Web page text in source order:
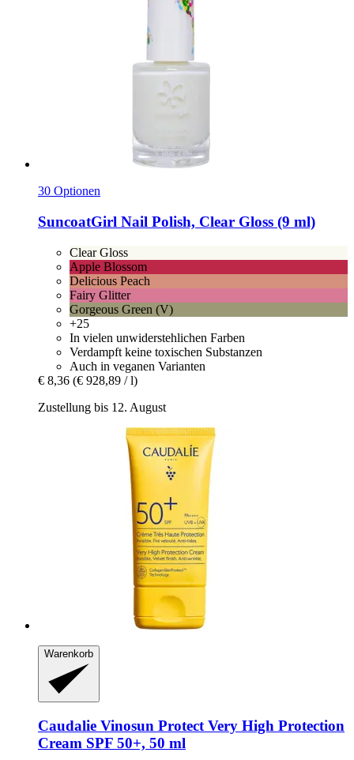
30 Optionen
SuncoatGirl Nail Polish, Clear Gloss (9 ml)
Clear Gloss
Apple Blossom
Delicious Peach
Fairy Glitter
Gorgeous Green (V)
+25
In vielen unwiderstehlichen Farben
Verdampft keine toxischen Substanzen
Auch in veganen Varianten
€ 8,36 (€ 928,89 / l)
Zustellung bis 12. August
Warenkorb
Caudalie Vinosun Protect Very High Protection
Cream SPF 50+, 50 ml